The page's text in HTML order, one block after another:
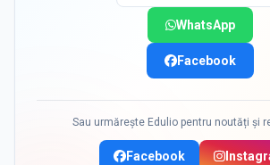
WhatsApp
Facebook
Sau urmărește Edulio pentru noutăți și
Facebook